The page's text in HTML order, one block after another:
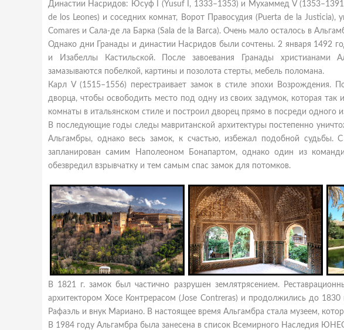
Династии Насридов: Юсуф I (Yusuf I, 1333–1353) и Мухаммед V
de los Leones) и соседних комнат, Ворот Правосудия (Puerta de la Justicia),
Comares и Сала-де ла Барка (Sala de la Barca). Очень мало осталось в
Однако дни Гранады и династии Насридов были сочтены. 2 января 1492
и Изабеллы Кастильской. После завоевания Гранады христианами
замазываются побелкой, картины и позолота стерты, мебель поломана.
Карл V (1515–1556) перестраивает замок в стиле эпохи
дворца, чтобы освободить место под одну из своих задумок, которая
комнаты в итальянском стиле и построил дворец прямо в посреди одного
В последующие годы следы мавританской архитектуры постепенно
Альгамбры, однако весь замок, к счастью, избежал подобной судьбы.
запланирован самим Наполеоном Бонапартом, однако один из
обезвредил взрывчатку и тем самым спас замок для потомков.
В 1821 г. замок был частично разрушен землятрясением.
архитектором Хосе Контрерасом (Jose Contreras) и продолжились до
Рафаэль и внук Мариано. В настоящее время Альгамбра стала музеем,
В 1984 году Альгамбра была занесена в список Всемирного Наследия